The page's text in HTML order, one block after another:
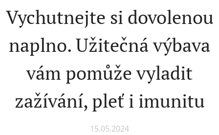
Vychutnejte si dovolenou
naplno. Užitečná výbava
vám pomůže vyladit
zažívání, pleť i imunitu
15.05.2024